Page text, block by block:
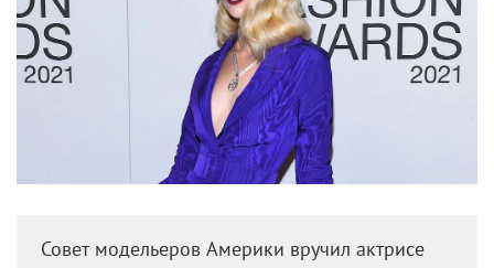
Совет модельеров Америки вручил актрисе